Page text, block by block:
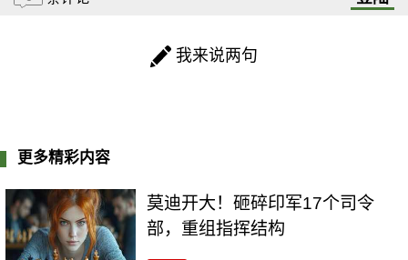
我来说两句
更多精彩内容
莫迪开大！砸碎印军17个司令
部，重组指挥结构